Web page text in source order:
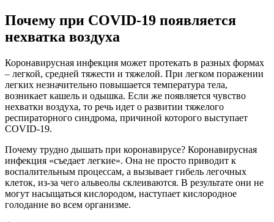
Почему при COVID-19 появляется
нехватка воздуха
Коронавирусная инфекция может протекать в разных формах
– легкой, средней тяжести и тяжелой. При легком поражении
легких незначительно повышается температура тела,
возникает кашель и одышка. Если же появляется чувство
нехватки воздуха, то речь идет о развитии тяжелого
респираторного синдрома, причиной которого выступает
COVID-19.
Почему трудно дышать при коронавирусе? Коронавирусная
инфекция «съедает легкие». Она не просто приводит к
воспалительным процессам, а вызывает гибель легочных
клеток, из-за чего альвеолы склеиваются. В результате они не
могут насыщаться кислородом, наступает кислородное
голодание во всем организме.